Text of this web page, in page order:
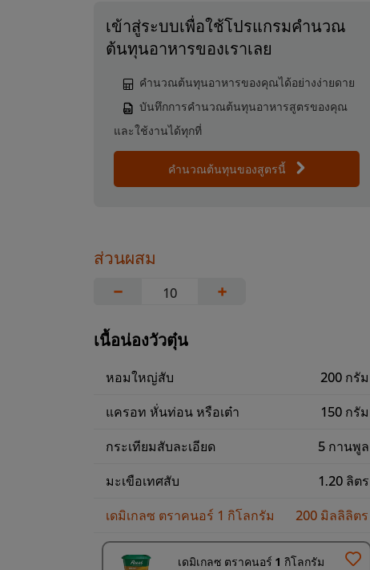
เข้าสู่ระบบเพื่อใช้โปรแกรมคำนวณ
ต้นทุนอาหารของเราเลย
คำนวณต้นทุนอาหารของคุณได้อย่างง่ายดาย
บันทึกการคำนวณต้นทุนอาหารสูตรของคุณ
และใช้งานได้ทุกที่
คำนวณต้นทุนของสูตรนี้
ส่วนผสม
−
+
เนื้อน่องวัวตุ๋น
หอมใหญ่สับ
200 กรัม
แครอท หั่นท่อน หรือเต๋า
150 กรัม
กระเทียมสับละเอียด
5 กานพูล
มะเขือเทศสับ
1.20 ลิตร
เดมิเกลซ ตราคนอร์ 1 กิโลกรัม
200 มิลลิลิตร
เดมิเกลซ ตราคนอร์ 1 กิโลกรัม